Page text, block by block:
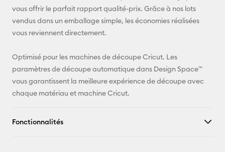
vous offrir le parfait rapport qualité-prix. Grâce à nos lots
vendus dans un emballage simple, les économies réalisées
vous reviennent directement.
Optimisé pour les machines de découpe Cricut. Les
paramètres de découpe automatique dans Design Space™
vous garantissent la meilleure expérience de découpe avec
chaque matériau et machine Cricut.
Fonctionnalités